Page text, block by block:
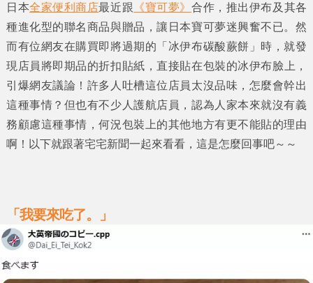
日本全家便利商店最近跟 《寶可夢》合作，推出伊布及其各
種進化型的聯名商品與贈品，讓日本寶可夢迷興奮不已。然
而有位網友在購買即將過期的 「冰伊布碳酸蕨餅」 時，就發
現店員將即期品的折扣貼紙 ，直接貼在包裝的冰伊布臉上，
引爆網友議論！許多人吐槽這位店員太沒品味，怎麼會幹出
這種事情？但也有不少人護航店員，認為人家本來就沒有義
務顧慮這種事情，何況包裝上的其他地方有更不能貼的理由
啊！以下就跟著宅宅新聞一起來看看，這是怎麼回事吧～～
「我要來吃了。」